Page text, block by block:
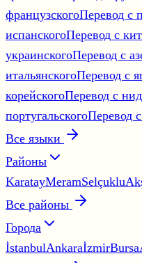
французскогоПеревод с
испанскогоПеревод с
украинскогоПеревод с
итальянскогоПеревод с
корейскогоПеревод с
португальскогоПеревод
Все языки
Районы
KaratayMeramSelçuklu
Все районы
Города
İstanbulAnkaraİzmirBursa